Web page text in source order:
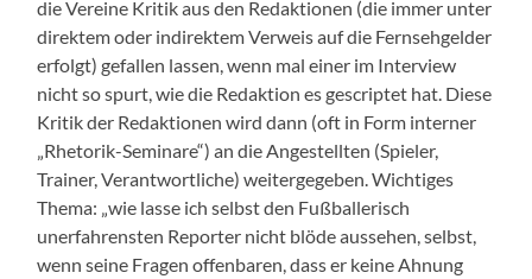
die Vereine Kritik aus den Redaktionen (die immer unter
direktem oder indirektem Verweis auf die Fernsehgelder
erfolgt) gefallen lassen, wenn mal einer im Interview
nicht so spurt, wie die Redaktion es gescriptet hat. Diese
Kritik der Redaktionen wird dann (oft in Form interner
„Rhetorik-Seminare“) an die Angestellten (Spieler,
Trainer, Verantwortliche) weitergegeben. Wichtiges
Thema: „wie lasse ich selbst den Fußballerisch
unerfahrensten Reporter nicht blöde aussehen, selbst,
wenn seine Fragen offenbaren, dass er keine Ahnung